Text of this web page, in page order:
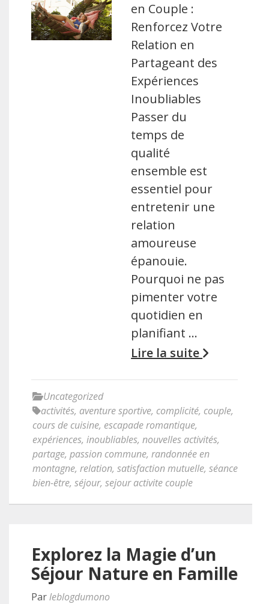
en Couple :
Renforcez Votre
Relation en
Partageant des
Expériences
Inoubliables
Passer du
temps de
qualité
ensemble est
essentiel pour
entretenir une
relation
amoureuse
épanouie.
Pourquoi ne pas
pimenter votre
quotidien en
planifiant …
Lire la suite
Uncategorized
activités, aventure sportive, complicité, couple,
cours de cuisine, escapade romantique,
expériences, inoubliables, nouvelles activités,
partage, passion commune, randonnée en
montagne, relation, satisfaction mutuelle, séance
bien-être, séjour, sejour activite couple
Explorez la Magie d’un
Séjour Nature en Famille
Parleblogdumono